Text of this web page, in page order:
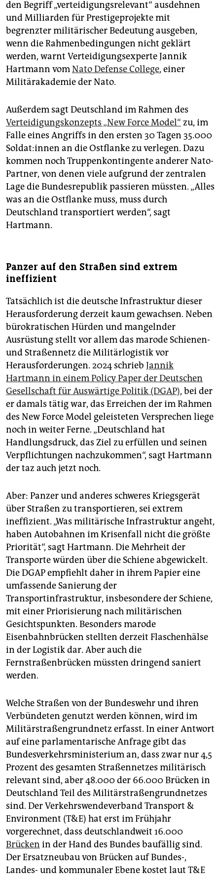
den Begriff „verteidigungsrelevant“ ausdehnen
und Milliarden für Prestigeprojekte mit
begrenzter militärischer Bedeutung ausgeben,
wenn die Rahmenbedingungen nicht geklärt
werden, warnt Verteidigungsexperte Jannik
Hartmann vomNato Defense College, einer
Militärakademie der Nato.
Außerdem sagt Deutschland im Rahmen des
Verteidigungskonzepts „New Force Model“ zu, im
Falle eines Angriffs in den ersten 30 Tagen 35.000
Sol­da­t:in­nen an die Ostflanke zu verlegen. Dazu
kommen noch Truppenkontingente anderer Nato-
Partner, von ­denen viele aufgrund der zentralen
Lage die Bundesrepublik passieren müssten. „Alles
was an die Ostflanke muss, muss durch
Deutschland transportiert werden“, sagt
Hartmann.
Panzer auf den Straßen sind extrem
ineffizient
Tatsächlich ist die deutsche Infrastruktur dieser
Herausforderung derzeit kaum gewachsen. Neben
bürokratischen Hürden und mangelnder
Ausrüstung stellt vor allem das marode Schienen-
und Straßennetz die Militärlogistik vor
Herausforderungen. 2024 schrieb Jannik
Hartmann in einem Policy Paper der Deutschen
Gesellschaft für Auswärtige Politik (DGAP), bei der
er damals tätig war, das Erreichen der im Rahmen
des New Force Model geleisteten Versprechen liege
noch in weiter Ferne. „Deutschland hat
Handlungsdruck, das Ziel zu erfüllen und seinen
Verpflichtungen nachzukommen“, sagt Hartmann
der taz auch jetzt noch.
Aber: Panzer und anderes schweres Kriegsgerät
über Straßen zu transportieren, sei extrem
ineffizient. „Was militärische Infrastruktur angeht,
haben Autobahnen im Krisenfall nicht die größte
Priorität“, sagt Hartmann. Die Mehrheit der
Transporte würden über die Schiene abgewickelt.
Die DGAP empfiehlt daher in ihrem Papier eine
umfassende Sanierung der
Transportinfrastruktur, insbesondere der Schiene,
mit einer Priorisierung nach militärischen
Gesichtspunkten. Besonders marode
Eisenbahnbrücken stellten derzeit Flaschenhälse
in der Logistik dar. Aber auch die
Fernstraßenbrücken müssten dringend saniert
werden.
Welche Straßen von der Bundeswehr und ihren
Verbündeten genutzt werden können, wird im
Militärstraßengrundnetz erfasst. In einer Antwort
auf eine parlamentarische Anfrage gibt das
Bundesverkehrsministerium an, dass zwar nur 4,5
Prozent des gesamten Straßennetzes militärisch
relevant sind, aber 48.000 der 66.000 Brücken in
Deutschland Teil des Militärstraßengrundnetzes
sind. Der Verkehrswendeverband Transport &
Environment (T&E) hat erst im Frühjahr
vorgerechnet, dass deutschlandweit 16.000
Brücken in der Hand des Bundes baufällig sind.
Der Ersatzneubau von Brücken auf Bundes-,
Landes- und kommunaler Ebene kostet laut T&E